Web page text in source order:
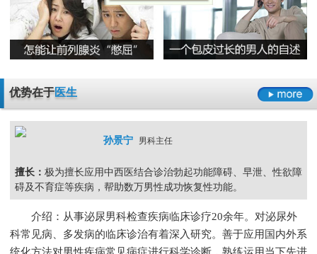
尿道炎是什么原因导致的
包皮龟头炎 尿道炎 睾丸炎 膀胱炎
弱精症有哪些常见的原因
少精症是又哪些疾病诱发出来的呢
优势在于医生
孙景宁 男科主任
擅长： 极为擅长应用中西医结合诊治勃起功能障碍、早泄、性欲障
碍及不育症等疾病，帮助数万男性成功恢复性功能。
介绍：从事泌尿男科检查疾病临床诊疗20余年。对泌尿外
科常见病、多发病的临床诊治有着深入研究。善于应用国内外系